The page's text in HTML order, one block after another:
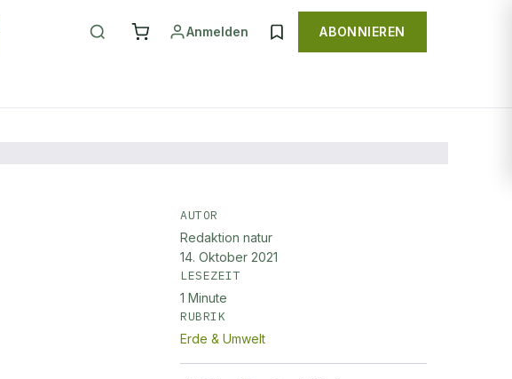
Anmelden ABONNIEREN
AUTOR
Redaktion natur
14. Oktober 2021
LESEZEIT
1 Minute
RUBRIK
Erde & Umwelt